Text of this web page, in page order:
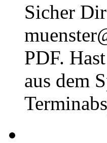
Sicher
PDF.
aus dem